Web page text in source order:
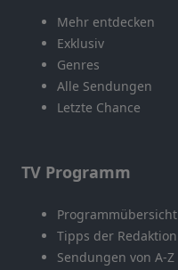
Mehr entdecken
Exklusiv
Genres
Alle Sendungen
Letzte Chance
TV Programm
Programmübersicht
Tipps der Redaktion
Sendungen von A-Z